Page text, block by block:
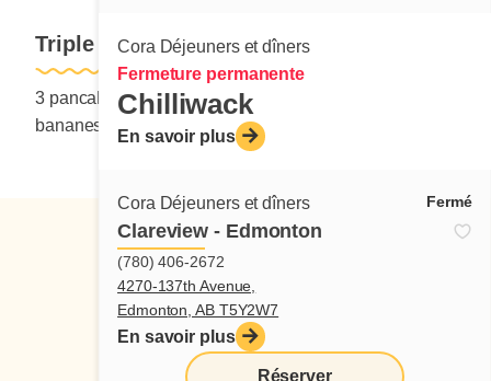
Cora Déjeuners et dîners
Fermeture permanente
Chilliwack
En savoir plus
Cora Déjeuners et dîners Fermé
Clareview - Edmonton
(780) 406-2672
4270-137th Avenue,
Edmonton, AB T5Y2W7
En savoir plus
Réserver
Triple chocolat
3 pancakes au cacao et aux pépites de chocolat,
bananes et coulis de crème pâtissière cacao-noisettes.
Suivez-nous